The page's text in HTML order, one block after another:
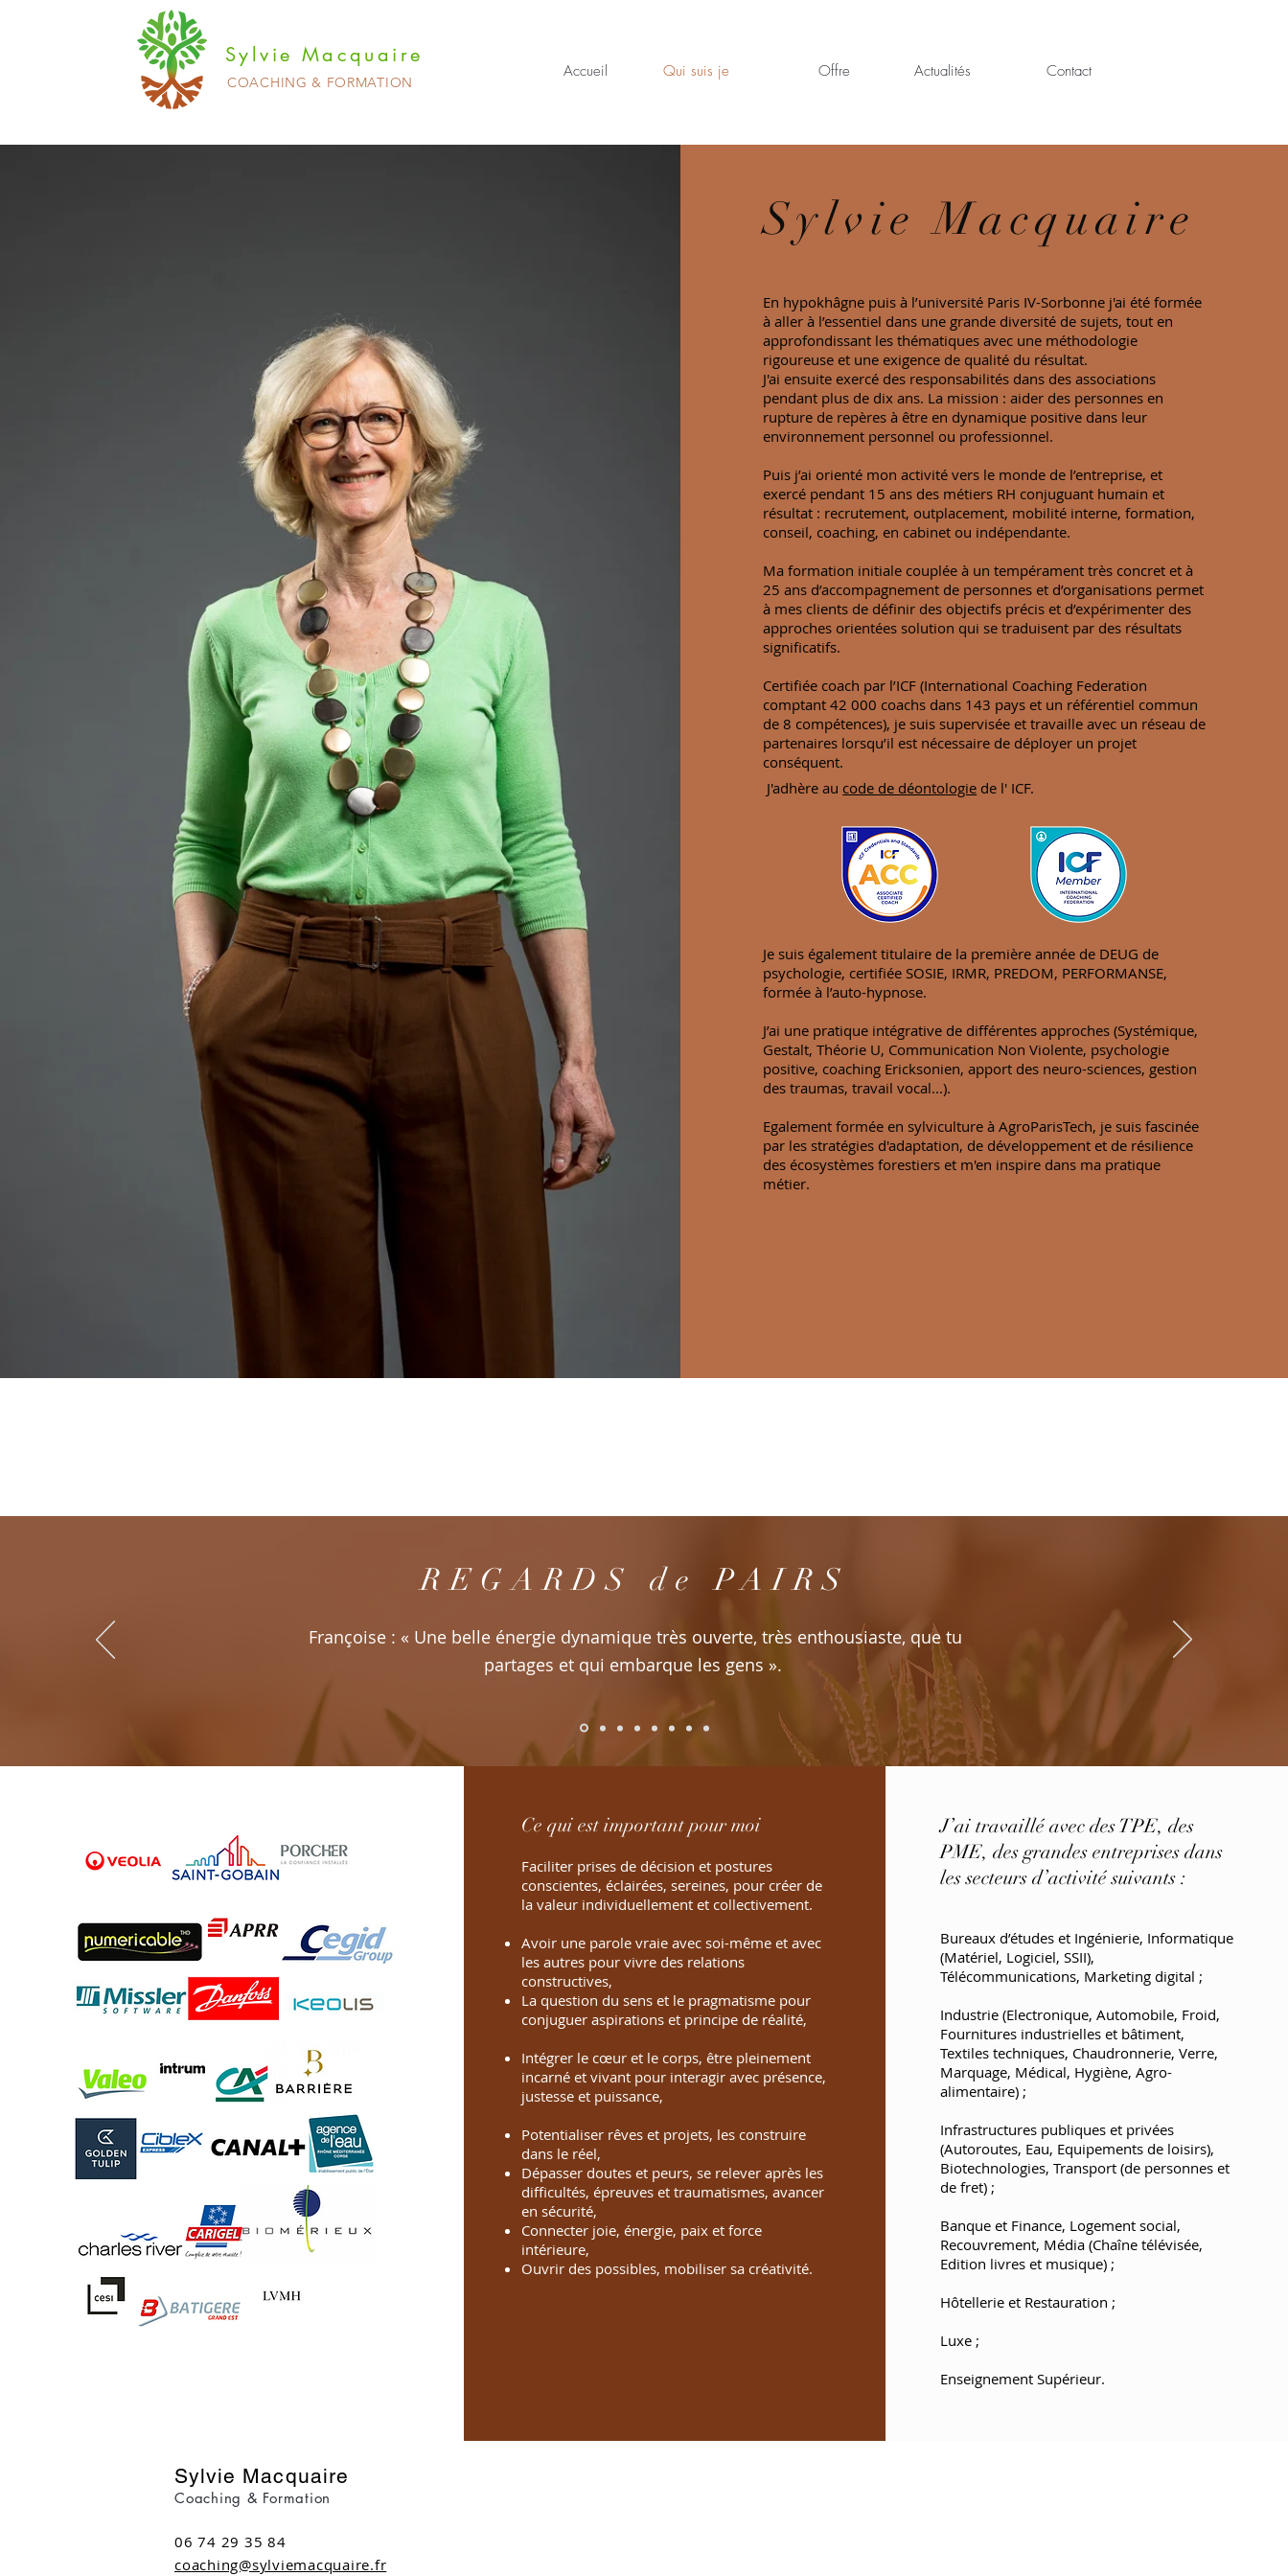
Accueil Qui suis je Offre Actualités Contact
Sylvie Macquaire
COACHING & FORMATION
Sylvie Macquaire
En hypokhâgne puis à l’université Paris IV-Sorbonne j'ai été formée
à aller à l’essentiel dans une grande diversité de sujets, tout en
approfondissant les thématiques avec une méthodologie
rigoureuse et une exigence de qualité du résultat.
J'ai ensuite exercé des responsabilités dans des associations
pendant plus de dix ans. La mission : aider des personnes en
rupture de repères à être en dynamique positive dans leur
environnement personnel ou professionnel.
Puis j’ai orienté mon activité vers le monde de l’entreprise, et
exercé pendant 15 ans des métiers RH conjuguant humain et
résultat : recrutement, outplacement, mobilité interne, formation,
conseil, coaching, en cabinet ou indépendante.
Ma formation initiale couplée à un tempérament très concret et à
25 ans d’accompagnement de personnes et d’organisations permet
à mes clients de définir des objectifs précis et d’expérimenter des
approches orientées solution qui se traduisent par des résultats
significatifs.
Certifiée coach par l’ICF (International Coaching Federation
comptant 42 000 coachs dans 143 pays et un référentiel commun
de 8 compétences), je suis supervisée et travaille avec un réseau de
partenaires lorsqu’il est nécessaire de déployer un projet
conséquent.
Je suis également titulaire de la première année de DEUG de
psychologie, certifiée SOSIE, IRMR, PREDOM, PERFORMANSE,
formée à l’auto-hypnose.
J’ai une pratique intégrative de différentes approches (Systémique,
Gestalt, Théorie U, Communication Non Violente, psychologie
positive, coaching Ericksonien, apport des neuro-sciences, gestion
des traumas, travail vocal...).
Egalement formée en sylviculture à AgroParisTech, je suis fascinée
par les stratégies d'adaptation, de développement et de résilience
des écosystèmes forestiers et m'en inspire dans ma pratique
métier.
J'adhère au code de déontologie de l' ICF.
REGARDS de PAIRS
Françoise : « Une belle énergie dynamique très ouverte, très enthousiaste, que tu
partages et qui embarque les gens ».
Ce qui est important pour moi
Faciliter prises de décision et postures
conscientes, éclairées, sereines, pour créer de
la valeur individuellement et collectivement.
Avoir une parole vraie avec soi-même et avec
les autres pour vivre des relations
constructives,
La question du sens et le pragmatisme pour
conjuguer aspirations et principe de réalité,
Intégrer le cœur et le corps, être pleinement
incarné et vivant pour interagir avec présence,
justesse et puissance,
Potentialiser rêveset projets, les construire
dans le réel,
Dépasser doutes et peurs, se relever après les
difficultés, épreuves et traumatismes, avancer
en sécurité,
Connecter joie, énergie, paix et force
intérieure,
Ouvrir des possibles, mobiliser sa créativité.
J’ai travaillé avec des TPE, des
PME, des grandes entreprises dans
les secteurs d’activité suivants :
Bureaux d’études et Ingénierie, Informatique
(Matériel, Logiciel, SSII),
Télécommunications, Marketing digital ;
Industrie (Electronique, Automobile, Froid,
Fournitures industrielles et bâtiment,
Textiles techniques, Chaudronnerie, Verre,
Marquage, Médical, Hygiène, Agro-
alimentaire) ;
Infrastructures publiques et privées
(Autoroutes, Eau, Equipements de loisirs),
Biotechnologies, Transport (de personnes et
de fret) ;
Banque et Finance, Logement social,
Recouvrement, Média (Chaîne télévisée,
Edition livres et musique) ;
Hôtellerie et Restauration ;
Luxe ;
Enseignement Supérieur.
Sylvie Macquaire
Coaching & Formation
06 74 29 35 84
coaching@sylviemacquaire.fr